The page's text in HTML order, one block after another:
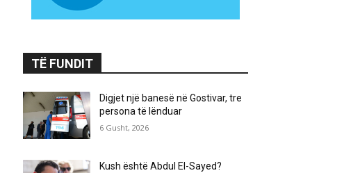
TË FUNDIT
Digjet një banesë në Gostivar, tre
persona të lënduar
6 Gusht, 2026
Kush është Abdul El-Sayed?